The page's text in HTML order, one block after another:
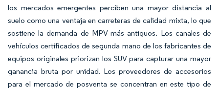
los mercados emergentes perciben una mayor distancia al
suelo como una ventaja en carreteras de calidad mixta, lo que
sostiene la demanda de MPV más antiguos. Los canales de
vehículos certificados de segunda mano de los fabricantes de
equipos originales priorizan los SUV para capturar una mayor
ganancia bruta por unidad. Los proveedores de accesorios
para el mercado de posventa se concentran en este tipo de